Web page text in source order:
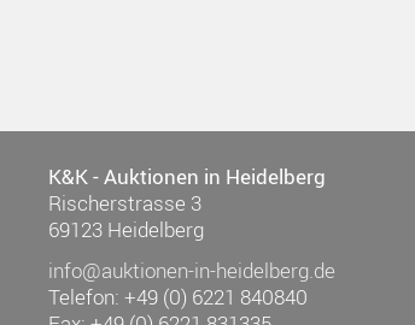
K&K - Auktionen in Heidelberg
Rischerstrasse 3
69123 Heidelberg
info@auktionen-in-heidelberg.de
Telefon: +49 (0) 6221 840840